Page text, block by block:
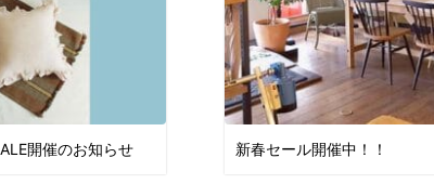
開催のお知らせ 新春セール開催中！！